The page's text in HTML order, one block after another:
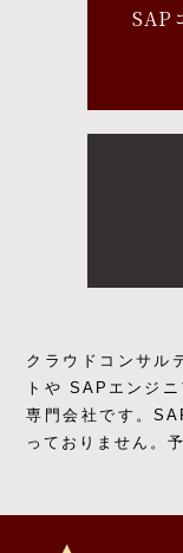
SAP
クラウドコンサル
トや SAPエンジ
専門会社です。
っておりません。